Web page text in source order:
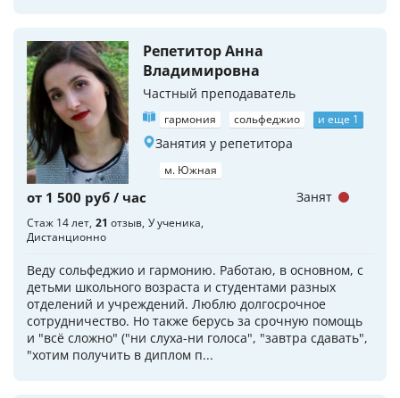
Репетитор Анна
Владимировна
Частный преподаватель
гармония сольфеджио и еще 1
Занятия у репетитора
м. Южная
от 1 500 руб / час
Стаж 14 лет 21 отзыв У ученика
Дистанционно
Веду сольфеджио и гармонию. Работаю, в основном, с
детьми школьного возраста и студентами разных
отделений и учреждений. Люблю долгосрочное
сотрудничество. Но также берусь за срочную помощь
и "всё сложно" ("ни слуха-ни голоса", "завтра сдавать",
"хотим получить в диплом п...
Занят